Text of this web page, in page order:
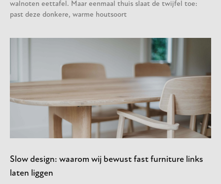
walnoten eettafel. Maar eenmaal thuis slaat de twijfel toe:
past deze donkere, warme houtsoort
Slow design: waarom wij bewust fast furniture links
laten liggen